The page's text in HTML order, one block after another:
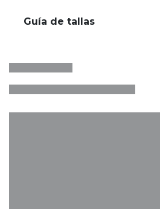
Guía de tallas